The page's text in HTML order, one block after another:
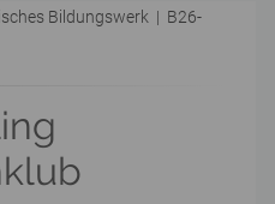
Bildungswerk | B26-